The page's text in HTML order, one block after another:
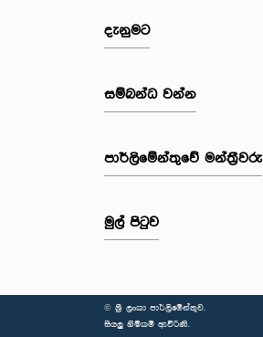
දැනුමට
සම්බන්ධ වන්න
පාර්ලි‌මේන්තුවේ මන්ත්‍රීවරු
මුල් පිටුව
© ශ්‍රී ලංකා පාර්ලි‌මේන්තුව.
සියලු හිමිකම් ඇවිරිණි.